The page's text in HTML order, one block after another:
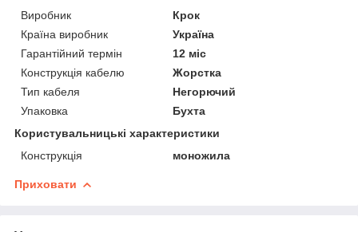
Виробник
Крок
Країна виробник
Україна
Гарантійний термін
12 міс
Конструкція кабелю
Жорстка
Тип кабеля
Негорючий
Упаковка
Бухта
Користувальницькі характеристики
Конструкція
моножила
Приховати